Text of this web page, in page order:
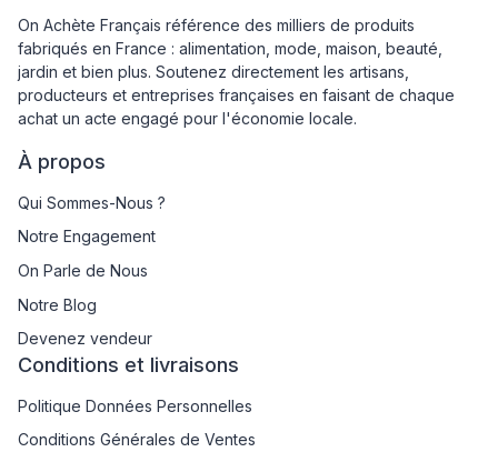
On Achète Français référence des milliers de produits
fabriqués en France : alimentation, mode, maison, beauté,
jardin et bien plus. Soutenez directement les artisans,
producteurs et entreprises françaises en faisant de chaque
achat un acte engagé pour l'économie locale.
À propos
Qui Sommes-Nous ?
Notre Engagement
On Parle de Nous
Notre Blog
Devenez vendeur
Conditions et livraisons
Politique Données Personnelles
Conditions Générales de Ventes